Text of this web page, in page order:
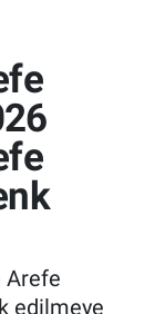
Arefe
edilmeye